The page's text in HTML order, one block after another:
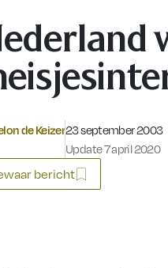
de KeizerGepubliceerd op:
23 september 2003
Update 7 april 2020
bericht